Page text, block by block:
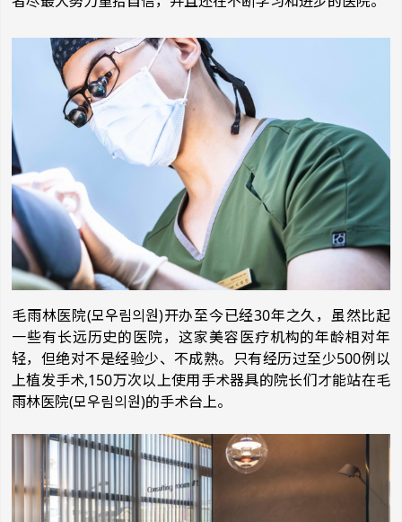
毛雨林医院(모우림의원)开办至今已经30年之久，虽然比起
一些有长远历史的医院，这家美容医疗机构的年龄相对年
轻，但绝对不是经验少、不成熟。只有经历过至少500例以
上植发手术,150万次以上使用手术器具的院长们才能站在毛
雨林医院(모우림의원)的手术台上。